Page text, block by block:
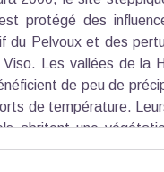
protégé des
du Pelvoux et des
Les vallées de la
de peu de
de température.
abritent une
espèces